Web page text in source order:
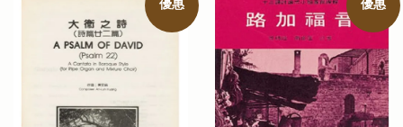
優惠 優惠